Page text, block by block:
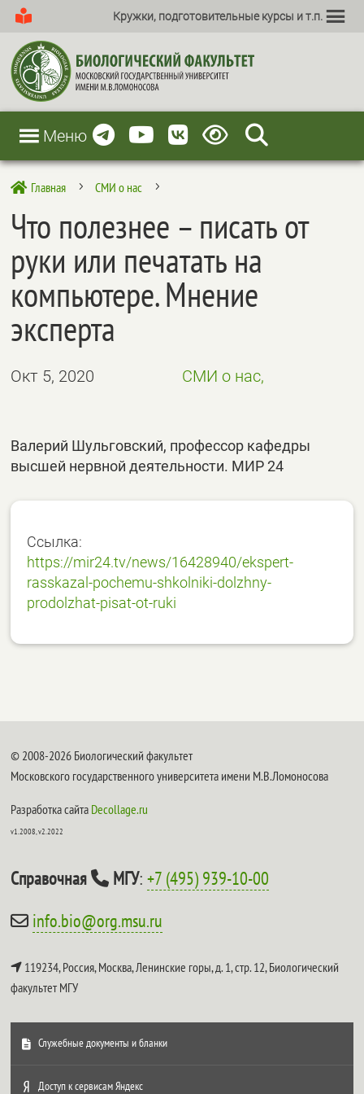
Кружки, подготовительные курсы и т.п.
Меню
 Главная 5 СМИ о нас 5
Что полезнее – писать от
руки или печатать на
компьютере. Мнение
эксперта
Окт 5, 2020 СМИ о нас,
Валерий Шульговский, профессор кафедры
высшей нервной деятельности. МИР 24
Ссылка:
https://mir24.tv/news/16428940/ekspert-
rasskazal-pochemu-shkolniki-dolzhny-
prodolzhat-pisat-ot-ruki
© 2008-2026 Биологический факультет
Московского государственного университета имени М.В.Ломоносова
Разработка сайта Decollage.ru
v1.2008, v2.2022
Справочная МГУ:+7 (495) 939-10-00
info.bio@org.msu.ru
119234, Россия, Москва, Ленинские горы, д. 1, стр. 12,Биологический
факультет МГУ
Служебные документы и бланки
Доступ к сервисам Яндекс